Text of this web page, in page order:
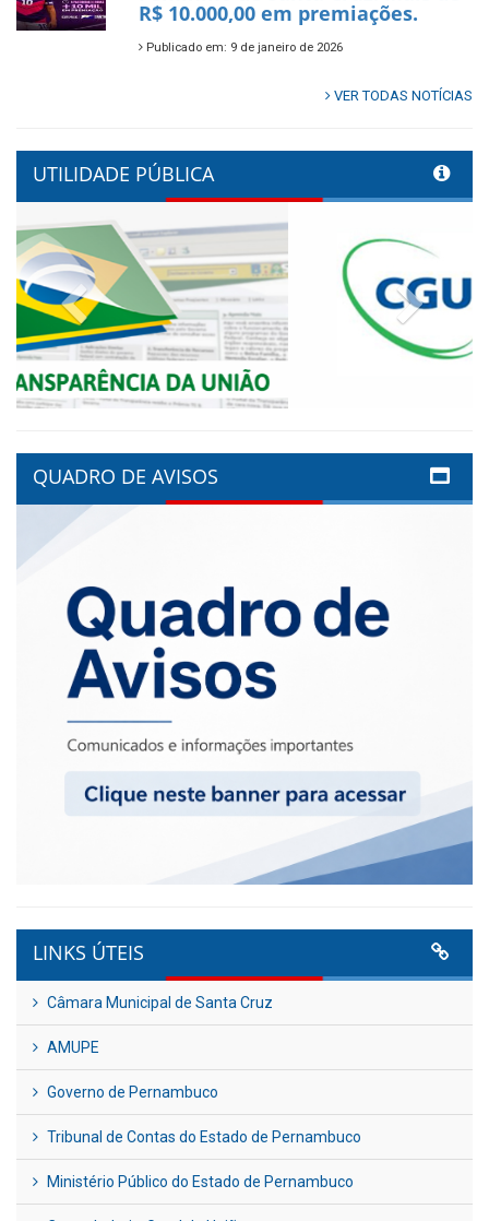
R$ 10.000,00 em premiações.
Publicado em: 9 de janeiro de 2026
VER TODAS NOTÍCIAS
UTILIDADE PÚBLICA
Previous Next
QUADRO DE AVISOS
LINKS ÚTEIS
Câmara Municipal de Santa Cruz
AMUPE
Governo de Pernambuco
Tribunal de Contas do Estado de Pernambuco
Ministério Público do Estado de Pernambuco